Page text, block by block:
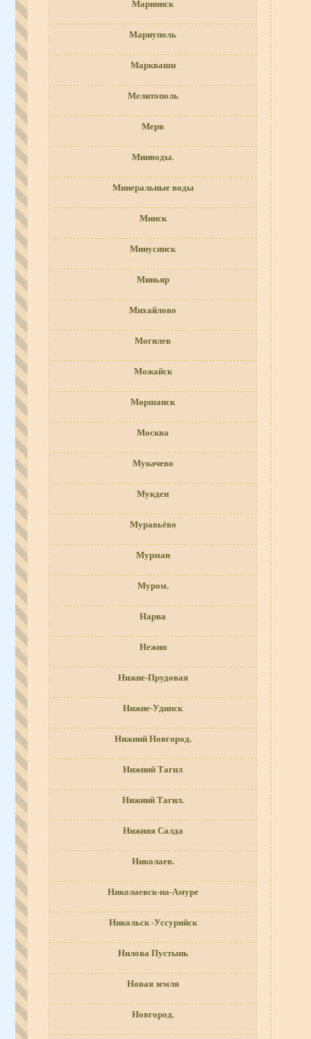
Мариинск
Мариуполь
Маркваши
Мелитополь
Мерв
Минводы.
Минеральные воды
Минск
Минусинск
Миньяр
Михайлово
Могилев
Можайск
Моршанск
Москва
Мукачево
Мукден
Муравьёво
Мурман
Муром.
Нарва
Нежин
Нижне-Прудовая
Нижне-Удинск
Нижний Новгород.
Нижний Тагил
Нижний Тагил.
Нижняя Салда
Николаев.
Николаевск-на-Амуре
Никольск -Уссурийск
Нилова Пустынь
Новая земля
Новгород.